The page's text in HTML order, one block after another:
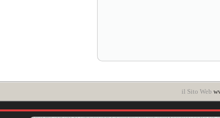
il Sito Web